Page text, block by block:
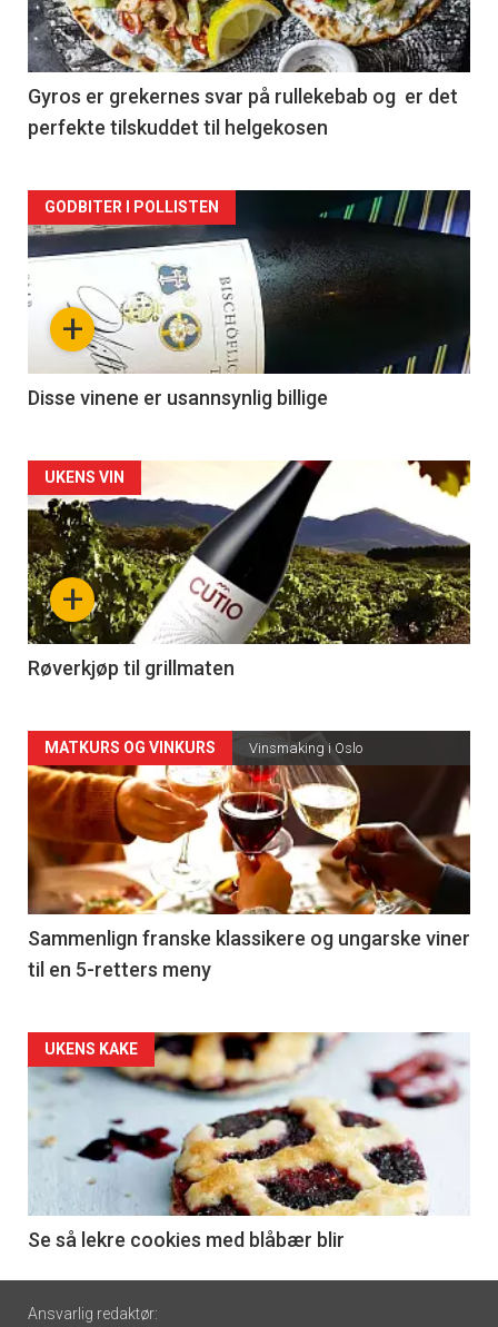
-
2
Gyros er grekernes svar på rullekebab og er det
perfekte tilskuddet til helgekosen
Forsiden
akkurat
nå
3
+
GODBITER I POLLISTEN
Disse vinene er usannsynlig billige
Forsiden
akkurat
nå
-
4
+
UKENS VIN
Røverkjøp til grillmaten
Forsiden
akkurat
nå
-
5
MATKURS OG VINKURS Vinsmaking i Oslo
Sammenlign franske klassikere og ungarske viner
til en 5-retters meny
Forsiden
akkurat
nå
6
UKENS KAKE
Se så lekre cookies med blåbær blir
Footer
Ansvarlig redaktør: